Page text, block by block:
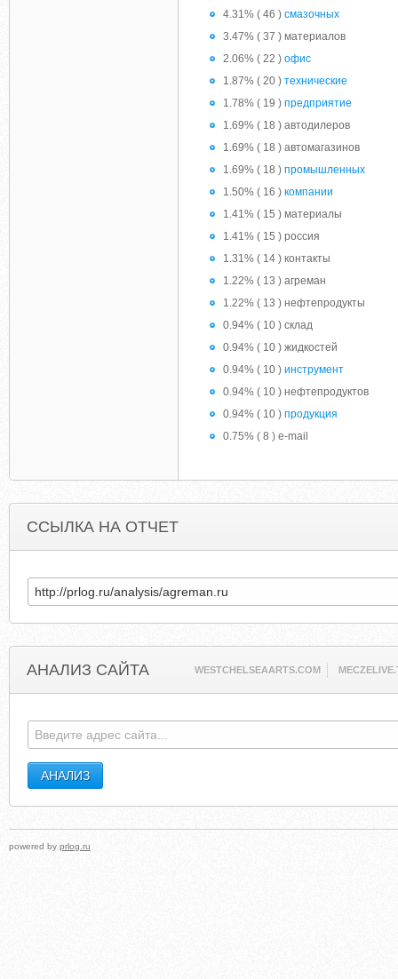
4.31% ( 46 ) смазочных
3.47% ( 37 ) материалов
2.06% ( 22 ) офис
1.87% ( 20 ) технические
1.78% ( 19 ) предприятие
1.69% ( 18 ) автодилеров
1.69% ( 18 ) автомагазинов
1.69% ( 18 ) промышленных
1.50% ( 16 ) компании
1.41% ( 15 ) материалы
1.41% ( 15 ) россия
1.31% ( 14 ) контакты
1.22% ( 13 ) агреман
1.22% ( 13 ) нефтепродукты
0.94% ( 10 ) cклад
0.94% ( 10 ) жидкостей
0.94% ( 10 ) инструмент
0.94% ( 10 ) нефтепродуктов
0.94% ( 10 ) продукция
0.75% ( 8 ) e-mail
ССЫЛКА НА ОТЧЕТ
АНАЛИЗ САЙТА WESTCHELSEAARTS.COM
powered by prlog.ru